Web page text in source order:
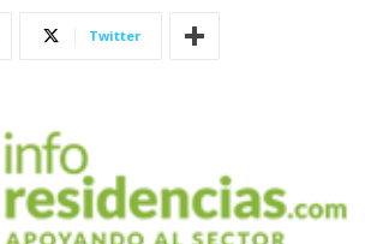
Twitter